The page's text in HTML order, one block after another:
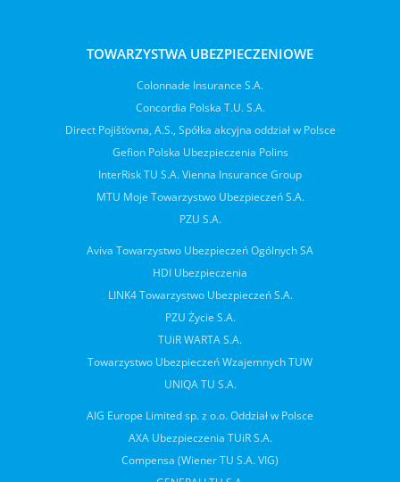
TOWARZYSTWA UBEZPIECZENIOWE
Colonnade Insurance S.A.
Concordia Polska T.U. S.A.
Direct Pojišťovna, A.S., Spółka akcyjna oddział w Polsce
Gefion Polska Ubezpieczenia Polins
InterRisk TU S.A. Vienna Insurance Group
MTU Moje Towarzystwo Ubezpieczeń S.A.
PZU S.A.
Aviva Towarzystwo Ubezpieczeń Ogólnych SA
HDI Ubezpieczenia
LINK4 Towarzystwo Ubezpieczeń S.A.
PZU Życie S.A.
TUiR WARTA S.A.
Towarzystwo Ubezpieczeń Wzajemnych TUW
UNIQA TU S.A.
AIG Europe Limited sp. z o.o. Oddział w Polsce
AXA Ubezpieczenia TUiR S.A.
Compensa (Wiener TU S.A. VIG)